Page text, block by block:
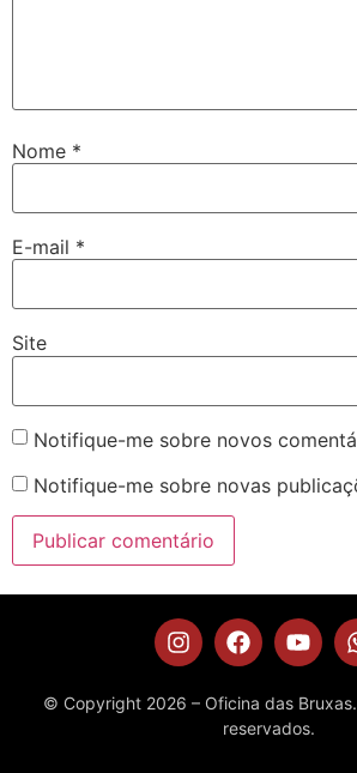
Nome *
E-mail *
Site
Notifique-me sobre novos
Notifique-me sobre novas
© Copyright 2026 – Oficina das
reservados.